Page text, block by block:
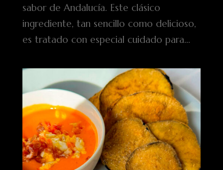
sabor de Andalucía. Este clásico
ingrediente, tan sencillo como delicioso,
es tratado con especial cuidado para...